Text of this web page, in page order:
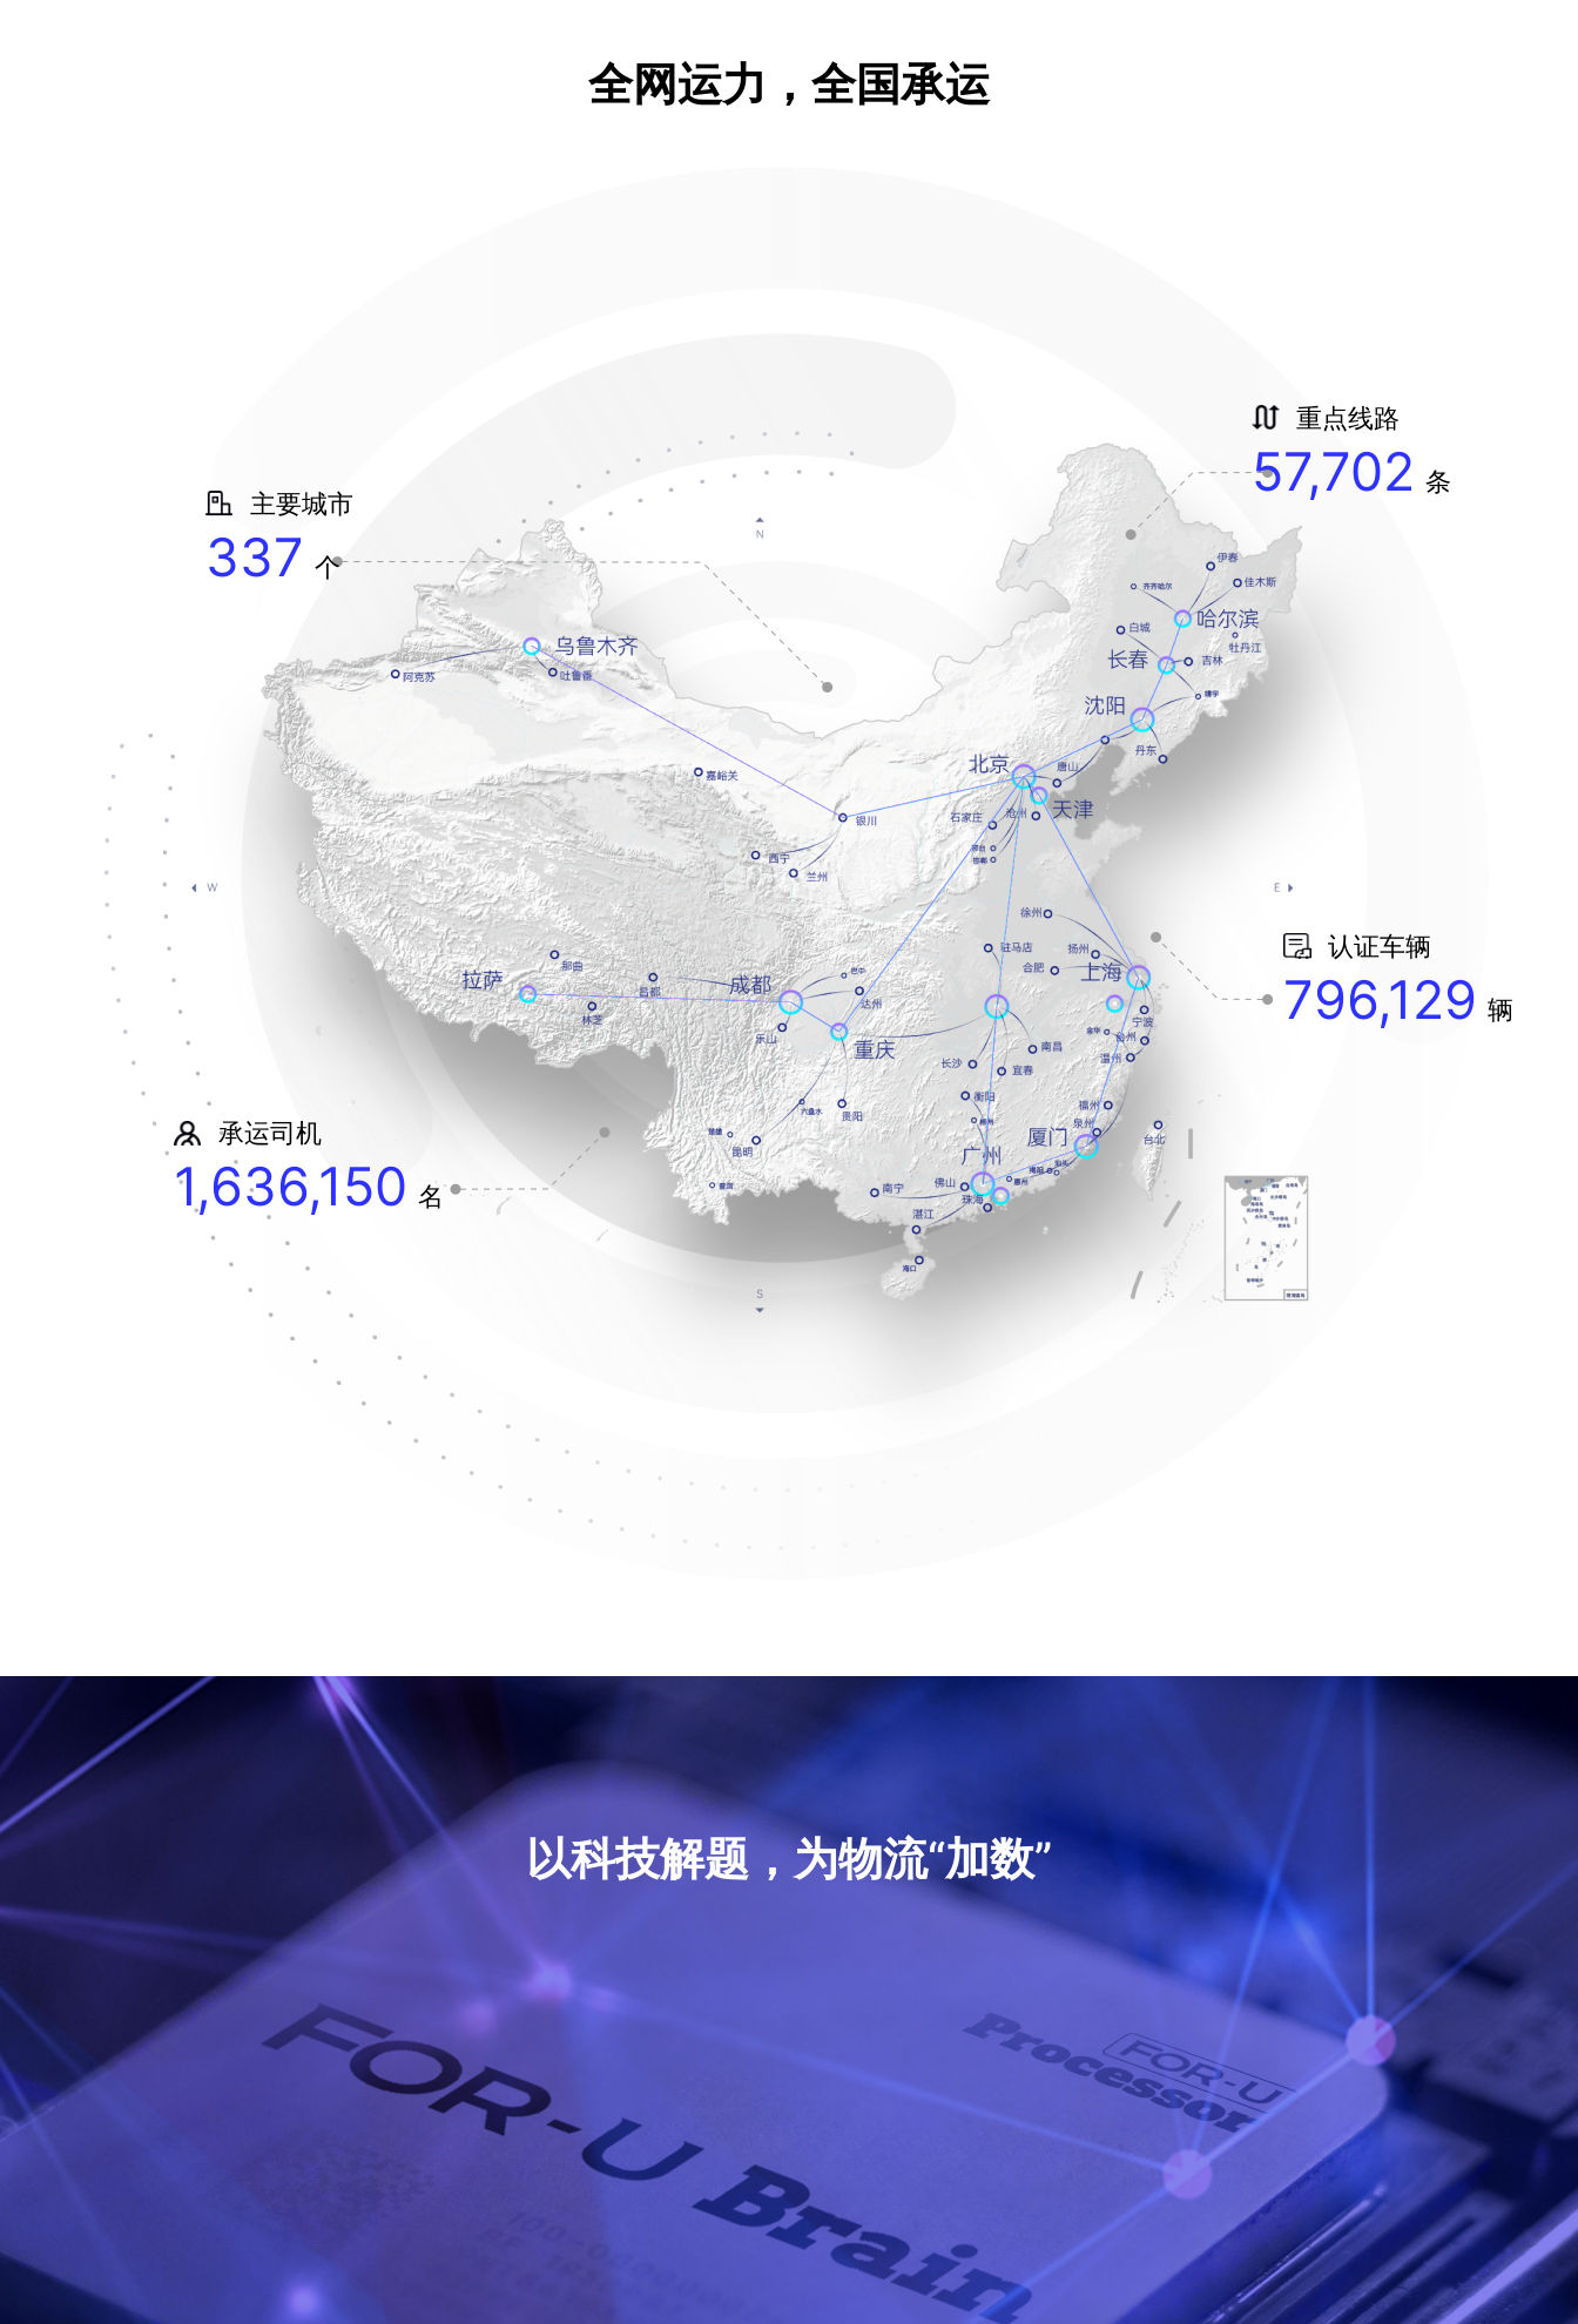
全网运力，全国承运
主要城市
337 个
重点线路
57,702 条
承运司机
1,636,150 名
认证车辆
796,129 辆
以科技解题，为物流“加数”